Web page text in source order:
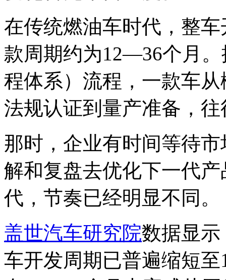
在传统燃油车时代，整
款周期约为12—36个月
程体系）流程，一款车
法规认证到量产准备，
那时，企业有时间等待
解和复盘去优化下一代产
代，节奏已经明显不同。
盖世汽车研究院数据显
车开发周期已普遍缩短